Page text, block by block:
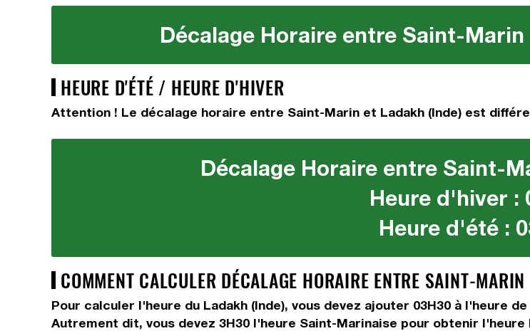
Décalage Horaire entre Saint-Marin
HEURE D'ÉTÉ / HEURE D'HIVER
Attention ! Le décalage horaire entre Saint-Marin et Ladakh (Inde) est
Décalage Horaire entre Saint-
Heure d'hiver :
Heure d'été :
COMMENT CALCULER DÉCALAGE HORAIRE ENTRE SAINT-
Pour calculer l'heure du Ladakh (Inde), vous devez ajouter 03H30 à l'heure
Autrement dit, vous devez 3H30 l'heure Saint-Marinaise pour obtenir l'heure